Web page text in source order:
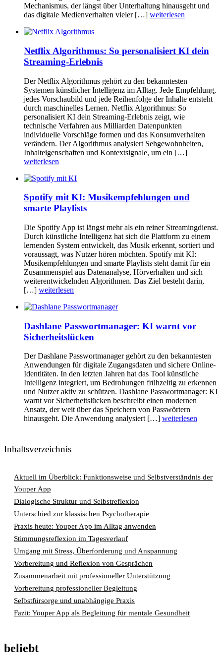
Mechanismus, der längst über Unterhaltung hinausgeht und
das digitale Medienverhalten vieler […] weiterlesen
Netflix Algorithmus: So personalisiert KI dein
Streaming-Erlebnis
Der Netflix Algorithmus gehört zu den bekanntesten
Systemen künstlicher Intelligenz im Alltag. Jede Empfehlung,
jedes Vorschaubild und jede Reihenfolge der Inhalte entsteht
durch maschinelles Lernen. Netflix Algorithmus: So
personalisiert KI dein Streaming-Erlebnis zeigt, wie
technische Verfahren aus Milliarden Datenpunkten
individuelle Vorschläge formen und das Konsumverhalten
verändern. Der Algorithmus analysiert Sehgewohnheiten,
Inhalteigenschaften und Kontextsignale, um ein […]
weiterlesen
Spotify mit KI: Musikempfehlungen und
smarte Playlists
Die Spotify App ist längst mehr als ein reiner Streamingdienst.
Durch künstliche Intelligenz hat sich die Plattform zu einem
lernenden System entwickelt, das Musik erkennt, sortiert und
voraussagt, was Nutzer hören möchten. Spotify mit KI:
Musikempfehlungen und smarte Playlists steht damit für ein
Zusammenspiel aus Datenanalyse, Hörverhalten und sich
weiterentwickelnden Algorithmen. Das Ziel besteht darin,
[…] weiterlesen
Dashlane Passwortmanager: KI warnt vor
Sicherheitslücken
Der Dashlane Passwortmanager gehört zu den bekanntesten
Anwendungen für digitale Zugangsdaten und sichere Online-
Identitäten. In den letzten Jahren hat das Tool künstliche
Intelligenz integriert, um Bedrohungen frühzeitig zu erkennen
und Nutzer aktiv zu schützen. Dashlane Passwortmanager: KI
warnt vor Sicherheitslücken beschreibt einen modernen
Ansatz, der weit über das Speichern von Passwörtern
hinausgeht. Die Anwendung analysiert […] weiterlesen
Inhaltsverzeichnis
Aktuell im Überblick: Funktionsweise und Selbstverständnis der
Youper App
Dialogische Struktur und Selbstreflexion
Unterschied zur klassischen Psychotherapie
Praxis heute: Youper App im Alltag anwenden
Stimmungsreflexion im Tagesverlauf
Umgang mit Stress, Überforderung und Anspannung
Vorbereitung und Reflexion von Gesprächen
Zusammenarbeit mit professioneller Unterstützung
Vorbereitung professioneller Begleitung
Selbstfürsorge und unabhängige Praxis
Fazit: Youper App als Begleitung für mentale Gesundheit
beliebt